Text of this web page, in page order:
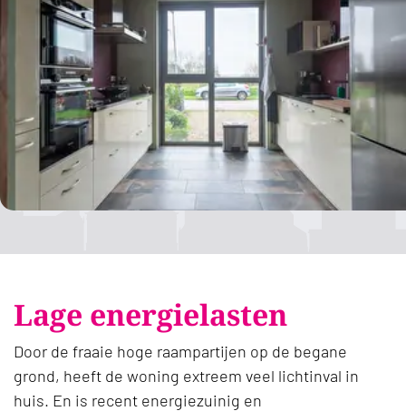
Lage energielasten
Door de fraaie hoge raampartijen op de begane
grond, heeft de woning extreem veel lichtinval in
huis. En is recent energiezuinig en